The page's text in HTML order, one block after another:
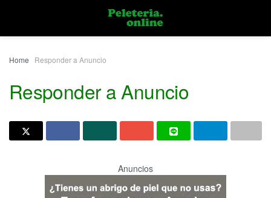
Home Responder a Anuncio
Responder a Anuncio
Anuncios